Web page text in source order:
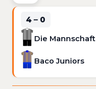
4 – 0
Die Mannschaft
Baco Juniors